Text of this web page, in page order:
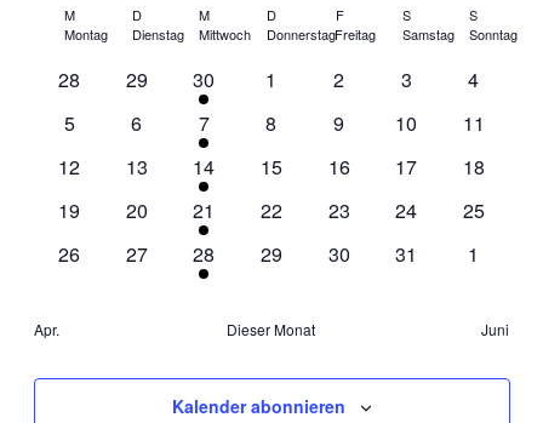
und
wählen.
Kalender
von
Veranstaltungen
M
Montag
D
Dienstag
M
Mittwoch
D
Donnerstag
F
Freitag
S
Samstag
S
Sonntag
0
28
0
Veranstaltungen
29
1
Veranstaltung
30
0
1
0
2
0
3
0
4
0
Veranstaltungen
5
0
Veranstaltungen
6
1
Veranstaltung
7
0
8
0
9
0
10
0
11
0
12
0
Veranstaltungen
13
1
Veranstaltung
14
0
15
0
16
0
17
0
18
0
19
0
Veranstaltungen
20
1
Veranstaltung
21
0
22
0
23
0
24
0
25
0
26
0
Veranstaltungen
27
1
Veranstaltung
28
0
29
0
30
0
31
0
1
Apr. Dieser Monat Juni
Kalender abonnieren